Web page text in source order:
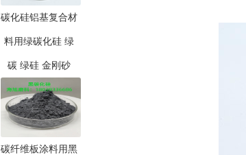
碳化硅铝基复合材
料用绿碳化硅 绿
碳 绿硅 金刚砂
碳纤维板涂料用黑